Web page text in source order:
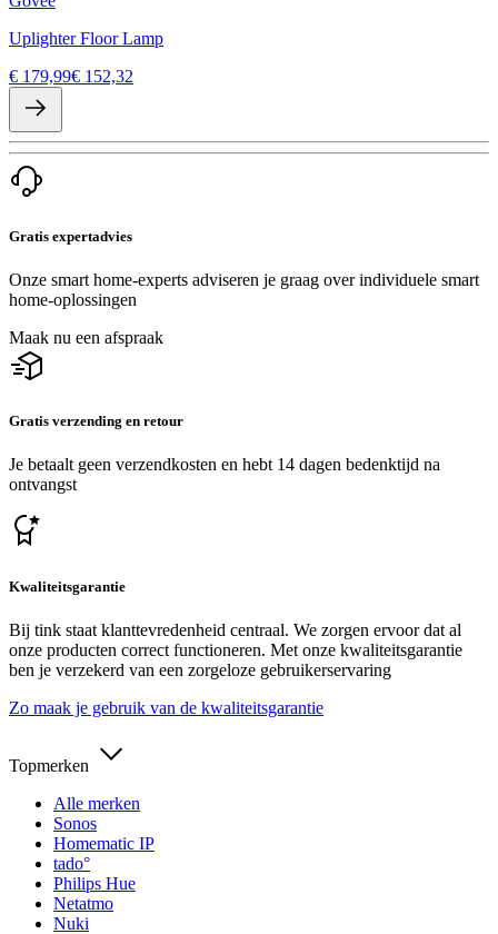
Uplighter Floor Lamp
€ 179,99€ 152,32
Gratis expertadvies
Onze smart home-experts adviseren je graag over individuele smart
home-oplossingen
Maak nu een afspraak
Gratis verzending en retour
Je betaalt geen verzendkosten en hebt 14 dagen bedenktijd na
ontvangst
Kwaliteitsgarantie
Bij tink staat klanttevredenheid centraal. We zorgen ervoor dat al
onze producten correct functioneren. Met onze kwaliteitsgarantie
ben je verzekerd van een zorgeloze gebruikerservaring
Zo maak je gebruik van de kwaliteitsgarantie
Topmerken
Alle merken
Sonos
Homematic IP
tado°
Philips Hue
Netatmo
Nuki